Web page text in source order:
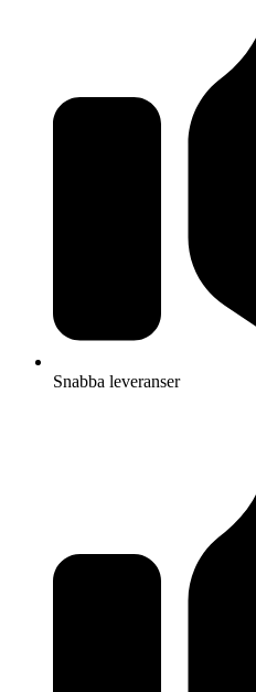
Snabba leveranser